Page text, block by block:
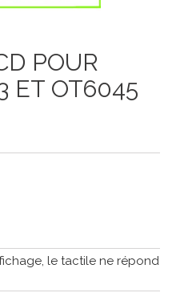
POUR
ET OT6045
le tactile ne répond